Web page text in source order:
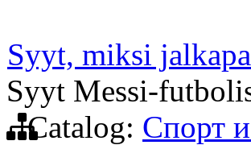
Syyt, miksi
Syyt Messi-
Catalog: Спорт